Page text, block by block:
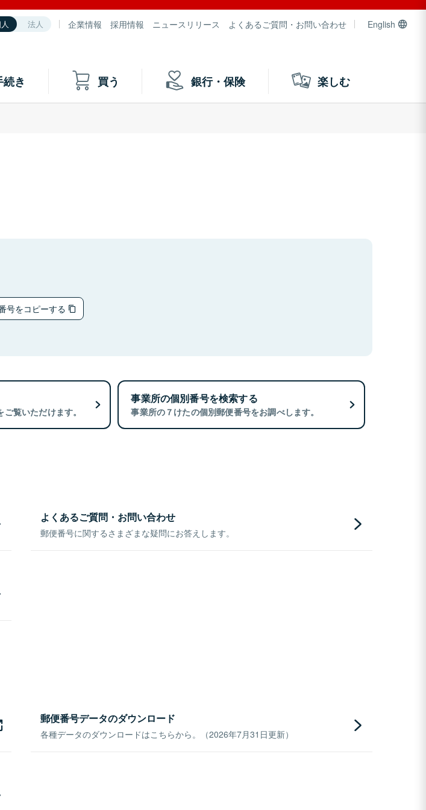
法人 企業情報 採用情報 ニュースリリース よくあるご質問・お問い合わせ English
き 買う 銀行・保険 楽しむ
号をコピーする
覧いただけます。
事業所の個別番号を検索する
事業所の７けたの個別郵便番号をお調べします。
よくあるご質問・お問い合わせ
郵便番号に関するさまざまな疑問にお答えします。
郵便番号データのダウンロード
各種データのダウンロードはこちらから。（2026年7月31日更新）